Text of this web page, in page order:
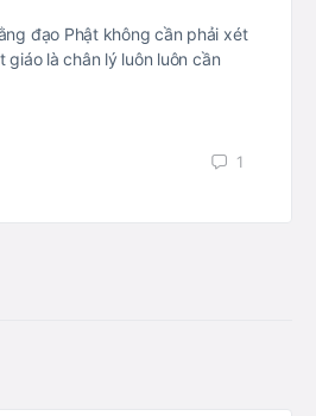
đạo Phật không cần phải xét
giáo là chân lý luôn luôn cần
1